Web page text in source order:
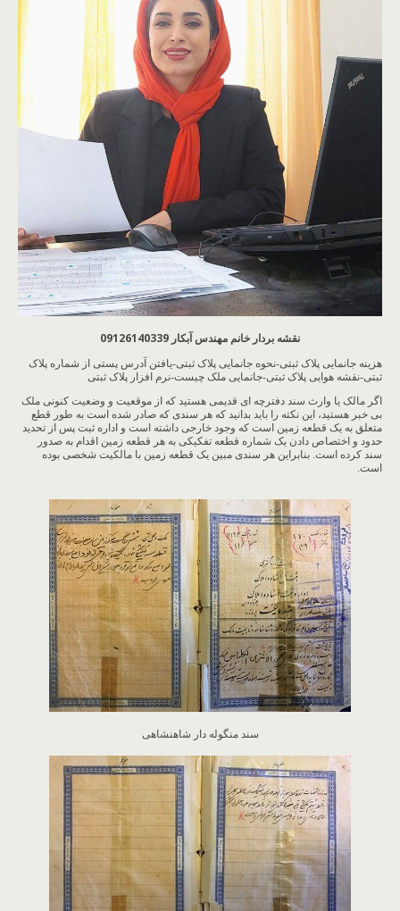
نقشه بردار خانم مهندس آبکار 09126140339
هزینه جانمایی پلاک ثبتی-نحوه جانمایی پلاک ثبتی-یافتن آدرس پستی از شماره پلاک
ثبتی-نقشه هوایی پلاک ثبتی-جانمایی ملک چیست-نرم افزار پلاک ثبتی
اگر مالک یا وارث سند دفترچه ای قدیمی هستید که از موقعیت و وضعیت کنونی ملک
بی خبر هستید، این نکته را باید بدانید که هر سندی که صادر شده است به طور قطع
متعلق به یک قطعه زمین است که وجود خارجی داشته است و اداره ثبت پس از تحدید
حدود و اختصاص دادن یک شماره قطعه تفکیکی به هر قطعه زمین اقدام به صدور
سند کرده است. بنابراین هر سندی مبین یک قطعه زمین با مالکیت شخصی بوده
است.
سند منگوله دار شاهنشاهی